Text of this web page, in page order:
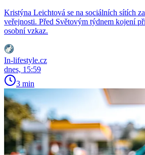
Kristýna Leichtová se na sociálních sítích
veřejnosti. Před Světovým týdnem kojení
osobní vzkaz.
In-lifestyle.cz
dnes, 15:59
3 min